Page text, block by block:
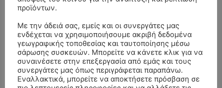
προϊόντων.
Με την άδειά σας, εμείς και οι συνεργάτες μας
ενδέχεται να χρησιμοποιήσουμε ακριβή δεδομένα
γεωγραφικής τοποθεσίας και ταυτοποίησης μέσω
σάρωσης συσκευών. Μπορείτε να κάνετε κλικ για να
συναινέσετε στην επεξεργασία από εμάς και τους
συνεργάτες μας όπως περιγράφεται παραπάνω.
Εναλλακτικά, μπορείτε να αποκτήσετε πρόσβαση σε